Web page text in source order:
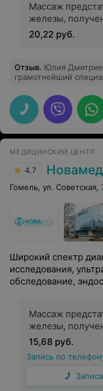
Массаж
железы,
20,22 руб.
Отзыв. Юлия
грамотнейший
понятным
посещают мысли
гинекологу". От
роста, всех благ,
остальным найти
МЕДИЦИНСКИЙ ЦЕНТР
4.7 Новамед
Гомель, ул. Советская,
Широкий спектр
исследования,
обследование,
Массаж
железы,
15,68 руб.
Запись по